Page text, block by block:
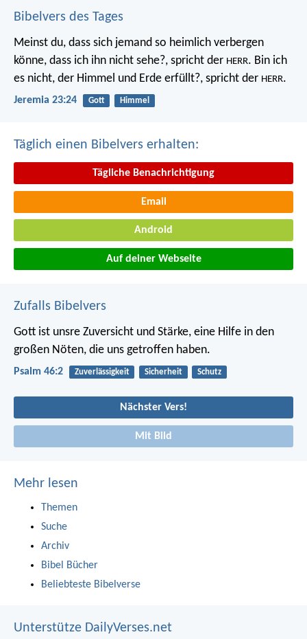
Bibelvers des Tages
Meinst du, dass sich jemand so heimlich verbergen
könne, dass ich ihn nicht sehe?, spricht der HERR. Bin ich
es nicht, der Himmel und Erde erfüllt?, spricht der HERR.
Jeremia 23:24 Gott Himmel
Täglich einen Bibelvers erhalten:
Tägliche Benachrichtigung
Email
Android
Auf deiner Webseite
Zufalls Bibelvers
Gott ist unsre Zuversicht und Stärke, eine Hilfe in den
großen Nöten, die uns getroffen haben.
Psalm 46:2 Zuverlässigkeit Sicherheit Schutz
Nächster Vers!
Mit Bild
Mehr lesen
Themen
Suche
Archiv
Bibel Bücher
Beliebteste Bibelverse
Unterstütze DailyVerses.net